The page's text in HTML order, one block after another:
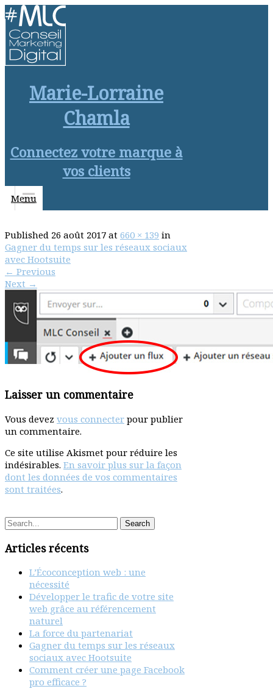
Marie-Lorraine
Chamla
Connectez votre marque à
vos clients
Menu
Published 26 août 2017 at 660 × 139 in
Gagner du temps sur les réseaux sociaux
avec Hootsuite
← Previous
Next →
Laisser un commentaire
Vous devez vous connecter pour publier
un commentaire.
Ce site utilise Akismet pour réduire les
indésirables. En savoir plus sur la façon
dont les données de vos commentaires
sont traitées.
Articles récents
L’Écoconception web : une
nécessité
Développer le trafic de votre site
web grâce au référencement
naturel
La force du partenariat
Gagner du temps sur les réseaux
sociaux avec Hootsuite
Comment créer une page Facebook
pro efficace ?